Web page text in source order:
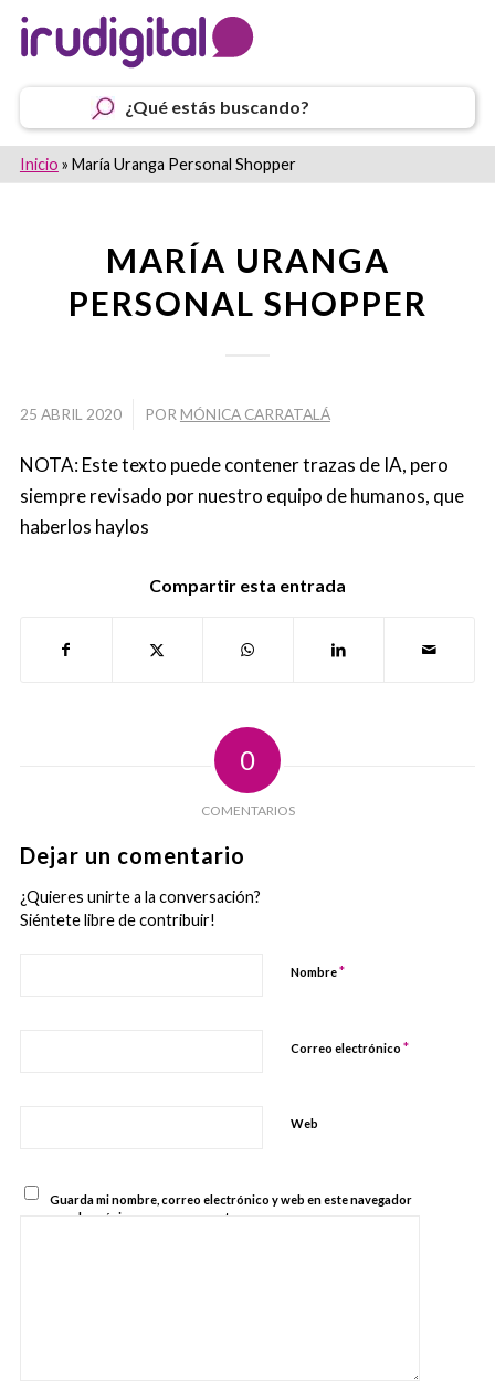
¿Qué estás buscando?
Inicio » María Uranga Personal Shopper
MARÍA URANGA
PERSONAL SHOPPER
25 ABRIL 2020 POR MÓNICA CARRATALÁ
NOTA: Este texto puede contener trazas de IA, pero
siempre revisado por nuestro equipo de humanos, que
haberlos haylos
Compartir esta entrada
0
COMENTARIOS
Dejar un comentario
¿Quieres unirte a la conversación?
Siéntete libre de contribuir!
Nombre*
Correo electrónico *
Web
Guarda mi nombre, correo electrónico y web en este navegador
para la próxima vez que comente.